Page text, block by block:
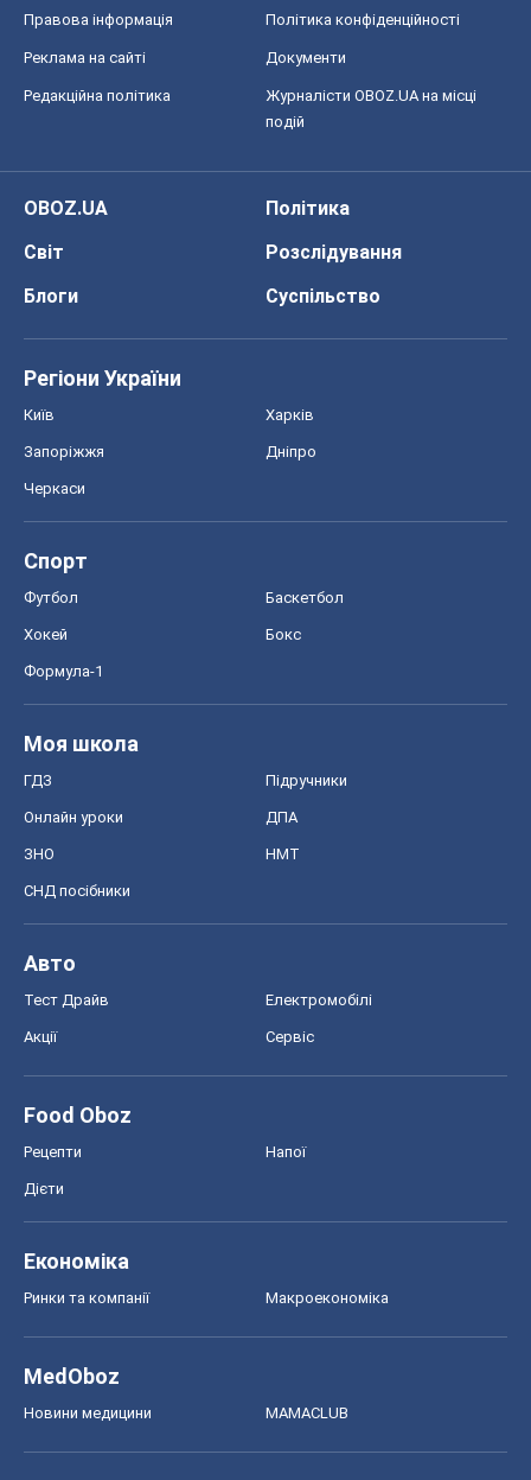
Правова інформація Політика конфіденційності
Реклама на сайті Документи
Редакційна політика
Журналісти OBOZ.UA на місці
подій
OBOZ.UA
Політика
Світ
Розслідування
Блоги
Суспільство
Регіони України
Київ Харків
Запоріжжя Дніпро
Черкаси
Спорт
Футбол Баскетбол
Хокей Бокс
Формула-1
Моя школа
ГДЗ Підручники
Онлайн уроки ДПА
ЗНО НМТ
СНД посібники
Авто
Тест Драйв Електромобілі
Акції Сервіс
Food Oboz
Рецепти Напої
Дієти
Економіка
Ринки та компанії Макроекономіка
MedOboz
Новини медицини MAMACLUB